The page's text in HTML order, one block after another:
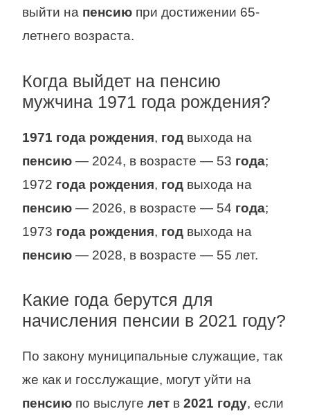
выйти на пенсию при достижении 65-
летнего возраста.
Когда выйдет на пенсию
мужчина 1971 года рождения?
1971 года рождения, год выхода на
пенсию — 2024, в возрасте — 53 года;
1972 года рождения, год выхода на
пенсию — 2026, в возрасте — 54 года;
1973 года рождения, год выхода на
пенсию — 2028, в возрасте — 55 лет.
Какие года берутся для
начисления пенсии в 2021 году?
По закону муниципальные служащие, так
же как и госслужащие, могут уйти на
пенсию по выслуге лет в 2021 году, если